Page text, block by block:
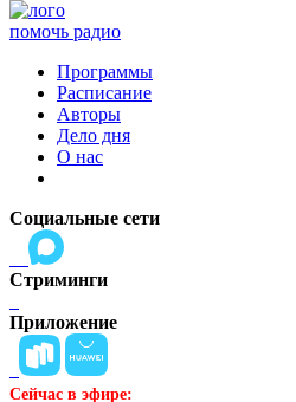
помочь радио
Программы
Расписание
Авторы
Дело дня
О нас
Социальные сети
Стриминги
Приложение
Сейчас в эфире: